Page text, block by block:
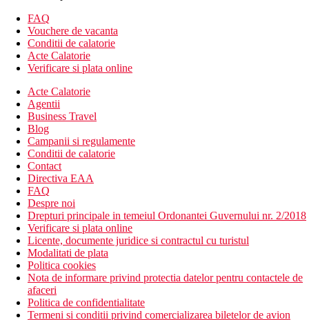
restaurant principal
bar principal
snack bar
bar la piscina
Wi-Fi la receptie (contra cost)
piscina (sezlonguri si umbrele contra cost; prosoape
gratuite)
Descrierea plajei
plaja nisipoasa
sezlonguri si umbrele contra cost
Activitati sportive gratuite
volei pe plaja
tenis de masa
teren de tenis
darts
sauna
*toate la Calypso Beach Hotel
Activitati sportive contra cost
FAQ
Vouchere de vacanta
Conditii de calatorie
Acte Calatorie
Verificare si plata online
Acte Calatorie
Agentii
Business Travel
Blog
Campanii si regulamente
Conditii de calatorie
Contact
Directiva EAA
FAQ
Despre noi
Drepturi principale in temeiul Ordonantei Guvernului nr. 2/2018
Verificare si plata online
Licente, documente juridice si contractul cu turistul
Modalitati de plata
Politica cookies
Nota de informare privind protectia datelor pentru contactele de
afaceri
Politica de confidentialitate
Termeni si conditii privind comercializarea biletelor de avion